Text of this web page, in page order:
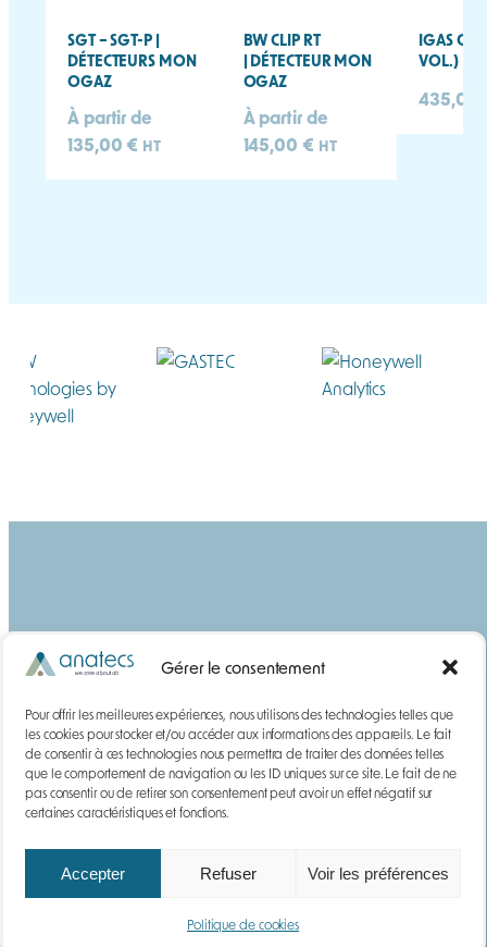
Gérer le consentement
Pour offrir les meilleures expériences, nous utilisons des technologies telles que
les cookies pour stocker et/ou accéder aux informations des appareils. Le fait
de consentir à ces technologies nous permettra de traiter des données telles
que le comportement de navigation ou les ID uniques sur ce site. Le fait de ne
pas consentir ou de retirer son consentement peut avoir un effet négatif sur
certaines caractéristiques et fonctions.
Accepter Refuser Voir les préférences
Politique de cookies
SGT – SGT-P |
DÉTECTEURS MON
OGAZ
À partir de
135,00 € HT
BW CLIP RT
| DÉTECTEUR MON
OGAZ
À partir de
145,00 € HT
IGAS
VOL.)
435,00
YouTube
LinkedIn
Qui sommes-nous ?